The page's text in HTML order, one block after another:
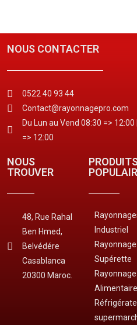
NOUS CONTACTER
0522 40 93 44
Contact@rayonnagepro.com
Du Lun au Vend 08:30 =>
=> 12:00
NOUS
TROUVER
48, Rue Rahal
Ben Hmed,
Belvédére
Casablanca
20300 Maroc.
Industriel
Supérette
Rayonnage
Alimentaire